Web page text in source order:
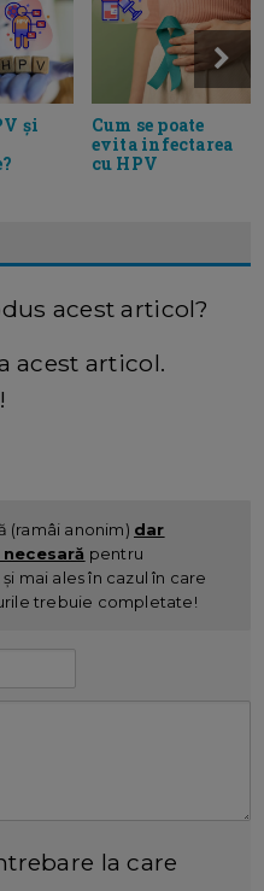
și
Cum se poate
evita infectarea
cu HPV
acest articol?
acest articol.
(ramâi anonim) dar
pentru
mai ales în cazul în care
trebuie completate!
la care